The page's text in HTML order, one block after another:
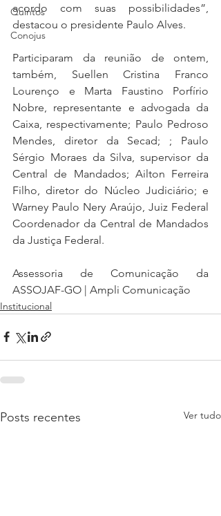
Quintos
Conojus
acordo com suas possibilidades”,
destacou o presidente Paulo Alves.
Participaram da reunião de ontem,
também, Suellen Cristina Franco
Lourenço e Marta Faustino Porfírio
Nobre, representante e advogada da
Caixa, respectivamente; Paulo Pedroso
Mendes, diretor da Secad; ; Paulo
Sérgio Moraes da Silva, supervisor da
Central de Mandados; Ailton Ferreira
Filho, diretor do Núcleo Judiciário; e
Warney Paulo Nery Araújo, Juiz Federal
Coordenador da Central de Mandados
da Justiça Federal.
Assessoria de Comunicação da
ASSOJAF-GO | Ampli Comunicação
Institucional
Posts recentes Ver tudo